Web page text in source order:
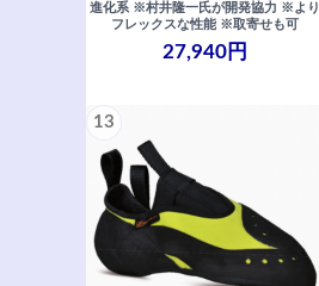
進化系 ※村井隆一氏が開発協力 ※より
フレックスな性能 ※取寄せも可
27,940円
13